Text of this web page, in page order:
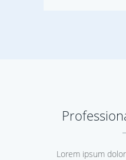
Lorem ipsum